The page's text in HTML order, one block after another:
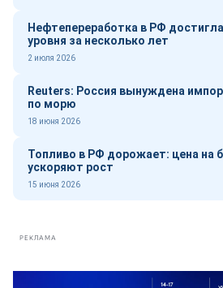
Нефтепереработка в РФ
уровня за несколько лет
2 июля 2026
Reuters: Россия вынуждена
по морю
18 июня 2026
Топливо в РФ дорожает: цена на
ускоряют рост
15 июня 2026
РЕКЛАМА